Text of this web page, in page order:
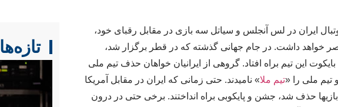
ایران در لس آنجلس و سیاتل سه بازی در مقابل رقبای خود،
مصر خواهد داشت. در جام جهانی گذشته که در قطر برگزار شد،
این تیم براه افتاد. گروهی از ایرانیان خواهان حذف تیم ملی
تیم ملی را «تیم ملا» نامیدند. حتی زمانی که ایران در مقابل آمریکا
حذف شد، جشن و پایکوبی براه انداختند. برخی حتی در درون
تازه‌ها